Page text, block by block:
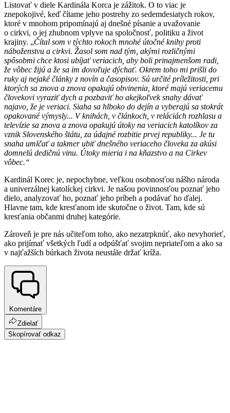
Listovať v diele Kardinála Korca je zážitok. O to viac je
znepokojivé, keď čítame jeho postrehy zo sedemdesiatych rokov,
ktoré v mnohom pripomínajú aj dnešné písanie a uvažovanie
o cirkvi, o jej zhubnom vplyve na spoločnosť, politiku a život
krajiny. „Čítal som v týchto rokoch mnohé útočné knihy proti
náboženstvu a cirkvi. Žasol som nad tým, akými rozličnými
spôsobmi chce ktosi ubíjať veriacich, aby boli prinajmenšom radi,
že vôbec žijú a že sa im dovoľuje dýchať. Okrem toho mi prišli do
ruky aj nejaké články z novín a časopisov. Sú určité príležitosti, pri
ktorých sa znova a znova opakujú obvinenia, ktoré majú veriacemu
človekovi vyraziť dych a pozbaviť ho akejkoľvek snahy dávať
najavo, že je veriaci. Siaha sa hlboko do dejín a vyberajú sa stokrát
opakované výmysly... V knihách, v článkoch, v reláciách rozhlasu a
televízie sa znova a znova opakujú útoky na veriacich katolíkov za
vznik Slovenského štátu, za údajné rozbitie prvej republiky... Je tu
snaha umlčať a takmer ubiť dnešného veriaceho človeka za akúsi
domnelú dedičnú vinu. Útoky mieria i na kňazstvo a na Cirkev
vôbec.“
Kardinál Korec je, nepochybne, veľkou osobnosťou nášho národa
a univerzálnej katolíckej cirkvi. Je našou povinnosťou poznať jeho
dielo, analyzovať ho, poznať jeho príbeh a podávať ho ďalej.
Hlavne tam, kde kresťanom ide skutočne o život. Tam, kde sú
kresťania občanmi druhej kategórie.
Zároveň je pre nás učiteľom toho, ako nezatrpknúť, ako nevyhorieť,
ako prijímať všetkých ľudí a odpúšťať svojim nepriateľom a ako sa
v najťažších búrkach života neustále držať kríža.
Komentáre
Zdielať
Skopírovať odkaz